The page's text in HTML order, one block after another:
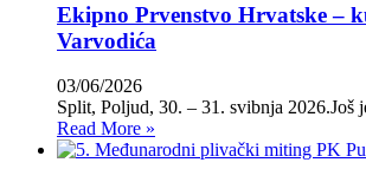
Ekipno Prvenstvo Hrvatske –
Varvodića
03/06/2026
Split, Poljud, 30. – 31. svibnja 2026.Još
Read More »